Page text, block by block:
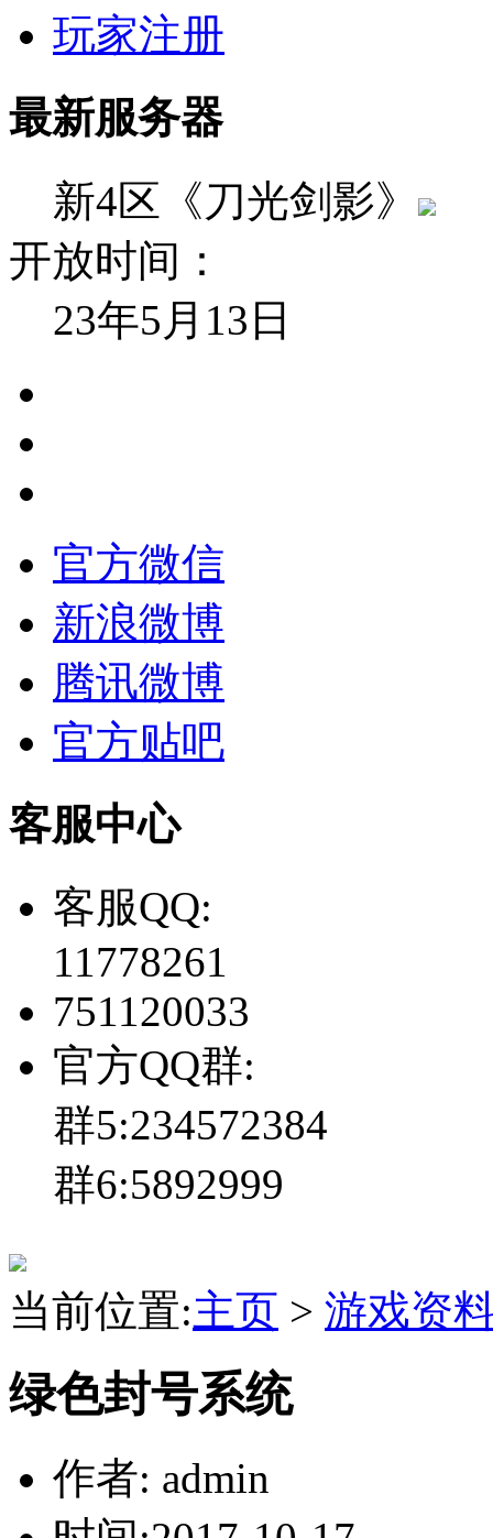
玩家注册
最新服务器
新4区《刀光剑影》
开放时间：
23年5月13日
官方微信
新浪微博
腾讯微博
官方贴吧
客服中心
客服QQ:
11778261
751120033
官方QQ群:
群5:234572384
群6:5892999
当前位置:主页 > 游戏资
绿色封号系统
作者: admin